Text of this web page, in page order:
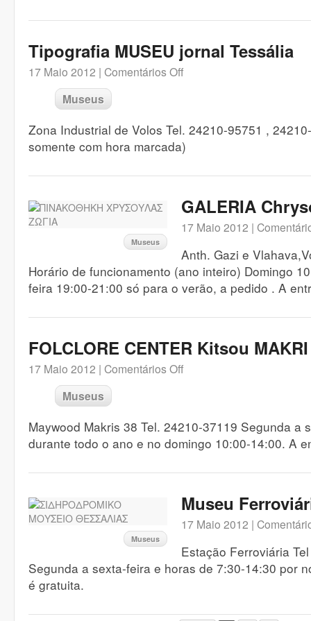
Tipografia MUSEU jornal Tessália
17 Maio 2012 | Comentários Off
Museus
Zona Industrial de Volos Tel. 24210-95751 ,
somente com hora marcada)
Museus
GALERIA
17 Maio 2012 |
Anth. Gazi e
Horário de funcionamento (ano inteiro) Domingo
feira 19:00-21:00 só para o verão, a pedido . A
FOLCLORE CENTER Kitsou MAKRI
17 Maio 2012 | Comentários Off
Museus
Maywood Makris 38 Tel. 24210-37119 Segunda a
durante todo o ano e no domingo 10:00-14:00. A
Museus
Museu
17 Maio 2012 |
Estação Ferroviária
Segunda a sexta-feira e horas de 7:30-14:30 por
é gratuita.